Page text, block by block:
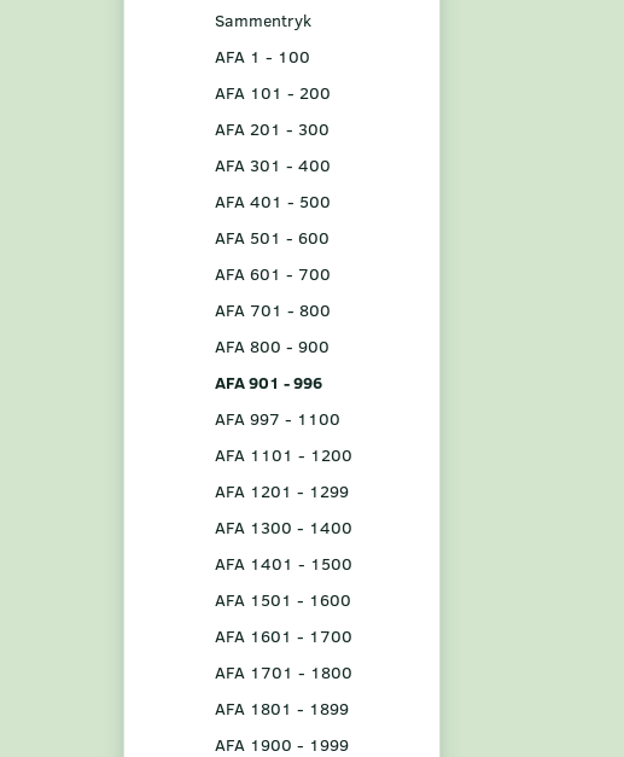
Sammentryk
AFA 1 - 100
AFA 101 - 200
AFA 201 - 300
AFA 301 - 400
AFA 401 - 500
AFA 501 - 600
AFA 601 - 700
AFA 701 - 800
AFA 800 - 900
AFA 901 - 996
AFA 997 - 1100
AFA 1101 - 1200
AFA 1201 - 1299
AFA 1300 - 1400
AFA 1401 - 1500
AFA 1501 - 1600
AFA 1601 - 1700
AFA 1701 - 1800
AFA 1801 - 1899
AFA 1900 - 1999